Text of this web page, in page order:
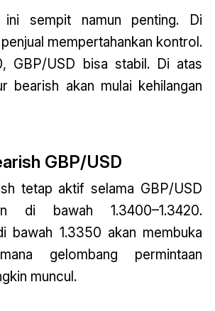
ini sempit namun penting. Di
mempertahankan kontrol.
GBP/USD bisa stabil. Di atas
bearish akan mulai kehilangan
GBP/USD
tetap aktif selama GBP/USD
di bawah 1.3400–1.3420.
bawah 1.3350 akan membuka
gelombang permintaan
muncul.